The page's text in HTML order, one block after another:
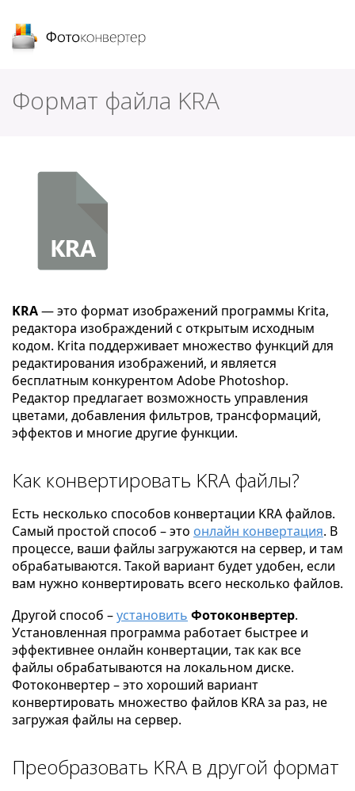
Формат файла KRA
KRA— это формат изображений программы Krita,
редактора изображдений с открытым исходным
кодом. Krita поддерживает множество функций для
редактирования изображений, и является
бесплатным конкурентом Adobe Photoshop.
Редактор предлагает возможность управления
цветами, добавления фильтров, трансформаций,
эффектов и многие другие функции.
Как конвертировать KRA файлы?
Есть несколько способов конвертации KRA файлов.
Самый простой способ – это онлайн конвертация. В
процессе, ваши файлы загружаются на сервер, и там
обрабатываются. Такой вариант будет удобен, если
вам нужно конвертировать всего несколько файлов.
Другой способ –установить Фотоконвертер.
Установленная программа работает быстрее и
эффективнее онлайн конвертации, так как все
файлы обрабатываются на локальном диске.
Фотоконвертер – это хороший вариант
конвертировать множество файлов KRA за раз, не
загружая файлы на сервер.
Преобразовать KRA в другой формат